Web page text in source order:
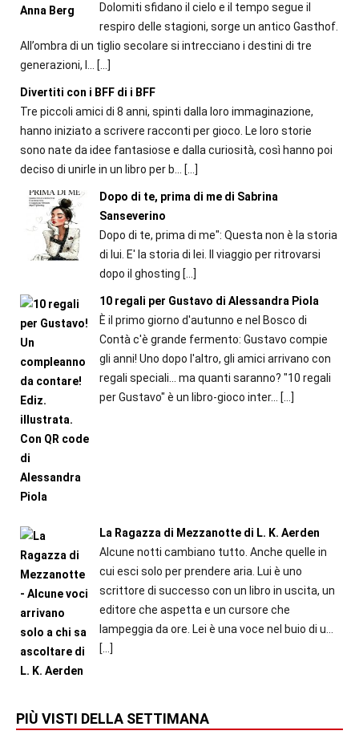
Dolomiti sfidano il cielo e il tempo segue il
respiro delle stagioni, sorge un antico Gasthof.
All’ombra di un tiglio secolare si intrecciano i destini di tre
generazioni, l...
[…]
Divertiti con i BFF di i BFF
Tre piccoli amici di 8 anni, spinti dalla loro immaginazione,
hanno iniziato a scrivere racconti per gioco. Le loro storie
sono nate da idee fantasiose e dalla curiosità, così hanno poi
deciso di unirle in un libro per b...
[…]
Dopo di te, prima di me di Sabrina
Sanseverino
Dopo di te, prima di me": Questa non è la storia
di lui. E' la storia di lei. Il viaggio per ritrovarsi
dopo il ghosting […]
10 regali per Gustavo di Alessandra Piola
È il primo giorno d'autunno e nel Bosco di
Contà c'è grande fermento: Gustavo compie
gli anni! Uno dopo l'altro, gli amici arrivano con
regali speciali... ma quanti saranno? "10 regali
per Gustavo" è un libro-gioco inter...
[…]
La Ragazza di Mezzanotte di L. K. Aerden
Alcune notti cambiano tutto. Anche quelle in
cui esci solo per prendere aria. Lui è uno
scrittore di successo con un libro in uscita, un
editore che aspetta e un cursore che
lampeggia da ore. Lei è una voce nel buio di u...
[…]
PIÙ VISTI DELLA SETTIMANA